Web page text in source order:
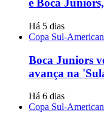
e Boca
Há 5 dias
Copa Sul-
Boca Juniors
avança na
Há 6 dias
Copa Sul-